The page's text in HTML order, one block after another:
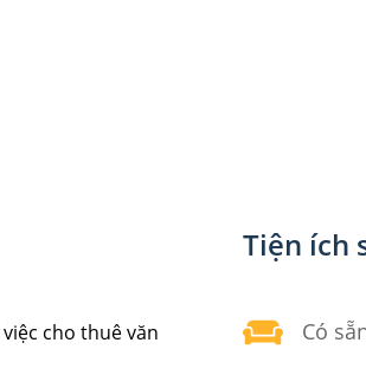
cho thuê văn
Tiện ích
Có